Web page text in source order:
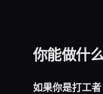
你能做什
如果你是打工者